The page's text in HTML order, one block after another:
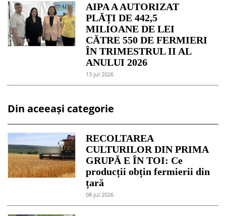
AIPA A AUTORIZAT
PLĂȚI DE 442,5
MILIOANE DE LEI
CĂTRE 550 DE FERMIERI
ÎN TRIMESTRUL II AL
ANULUI 2026
13 jul 2026
Din aceeași categorie
RECOLTAREA
CULTURILOR DIN PRIMA
GRUPĂ E ÎN TOI: Ce
producții obțin fermierii din
țară
08 jul 2026